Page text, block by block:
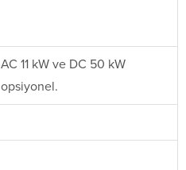
AC 11 kW ve DC 50 kW
opsiyonel.